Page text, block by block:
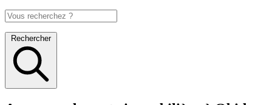
Rechercher